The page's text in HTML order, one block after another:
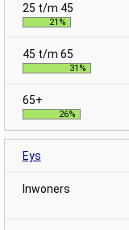
21%
31%
26%
Eys